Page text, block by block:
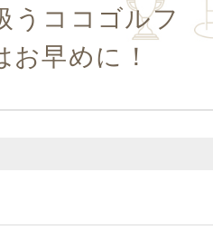
うココゴルフ
お早めに！